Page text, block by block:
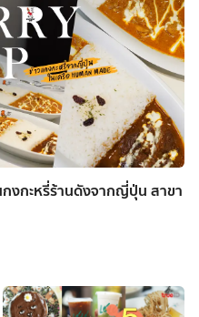
กงกะหรี่ร้านดังจากญี่ปุ่น สาขา